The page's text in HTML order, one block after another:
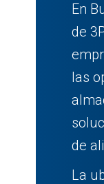
En
de
las
de
La